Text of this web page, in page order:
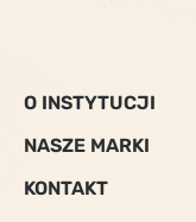
O INSTYTUCJI
NASZE MARKI
KONTAKT